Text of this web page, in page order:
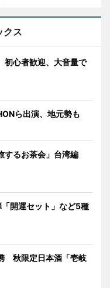
クス
心者歓迎、大音量で
ら出演、地元勢も
するお茶会」台湾編
開運セット」など5種
秋限定日本酒「壱岐